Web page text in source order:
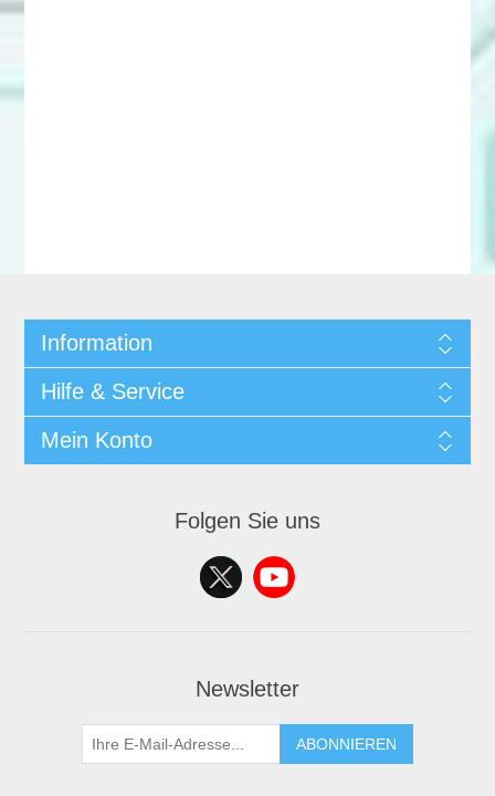
Information
Hilfe & Service
Mein Konto
Folgen Sie uns
Newsletter
ABONNIEREN